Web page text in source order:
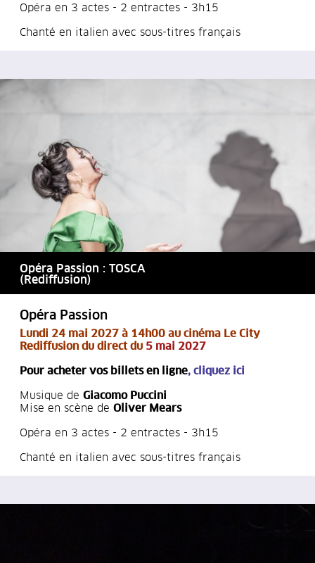
Opéra en 3 actes - 2 entractes - 3h15
Chanté en italien avec sous-titres français
Opéra Passion : TOSCA
(Rediffusion)
Opéra Passion
Lundi 24 mai 2027 à 14h00 au cinéma Le City
Rediffusion du direct du 5 mai 2027
Pour acheter vos billets en ligne, cliquez ici
Musique de Giacomo Puccini
Mise en scène de Oliver Mears
Opéra en 3 actes - 2 entractes - 3h15
Chanté en italien avec sous-titres français